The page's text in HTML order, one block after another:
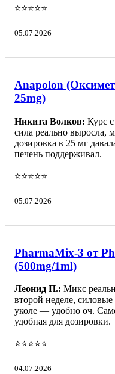
⭐️⭐️⭐️⭐️⭐️
05.07.2026
Anapolon
25mg)
Никита Волков: Курс
сила реально выросла,
дозировка в 25 мг
печень поддерживал.
⭐️⭐️⭐️⭐️⭐️
05.07.2026
PharmaMix-3 от
(500mg/1ml)
Леонид П.: Микс
второй неделе,
уколе — удобно оч.
удобная для дозировки.
⭐️⭐️⭐️⭐️⭐️
04.07.2026